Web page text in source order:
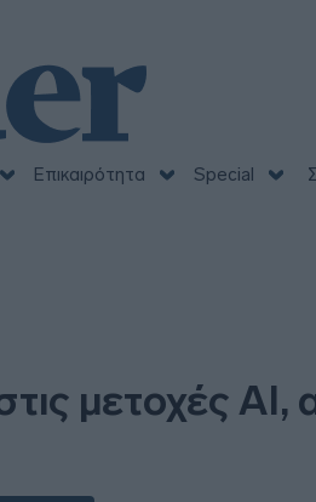
Επικαιρότητα Special
μετοχές AI,